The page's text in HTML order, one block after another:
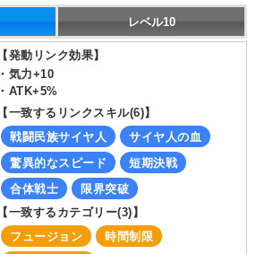
レベル10
【発動リンク効果】
・ 気力+10
・ ATK+5%
【一致するリンクスキル(6)】
戦闘民族サイヤ人
サイヤ人の血
驚異的なスピード
短期決戦
合体戦士
限界突破
【一致するカテゴリー(3)】
フュージョン
時間制限